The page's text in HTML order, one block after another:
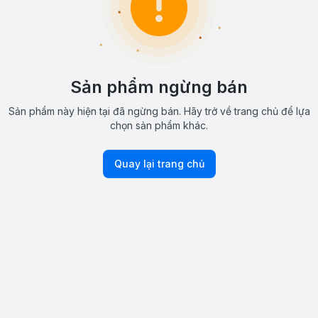
Sản phẩm ngừng bán
Sản phẩm này hiện tại đã ngừng bán. Hãy trở về trang chủ để lựa
chọn sản phẩm khác.
Quay lại trang chủ